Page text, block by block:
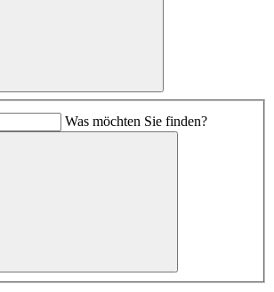
Was möchten Sie finden?